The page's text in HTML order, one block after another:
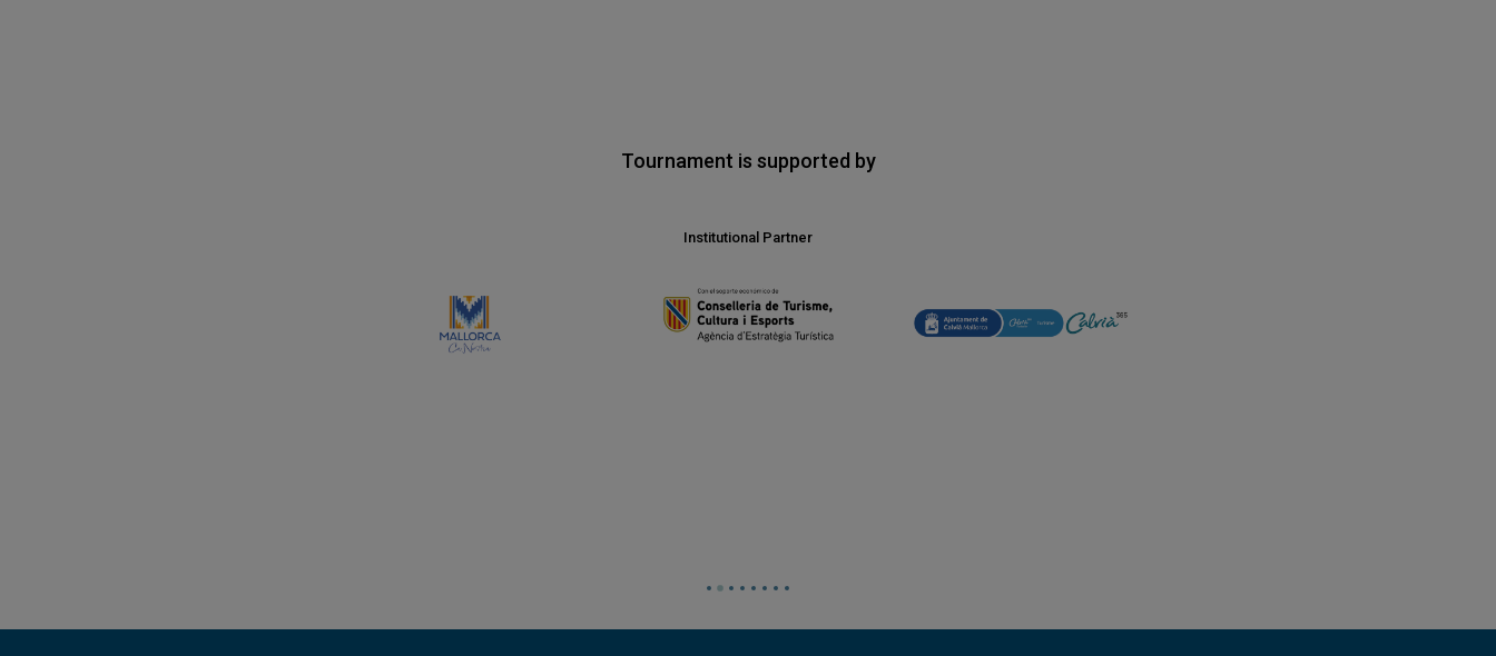
Tournament is supported by
Institutional Partner